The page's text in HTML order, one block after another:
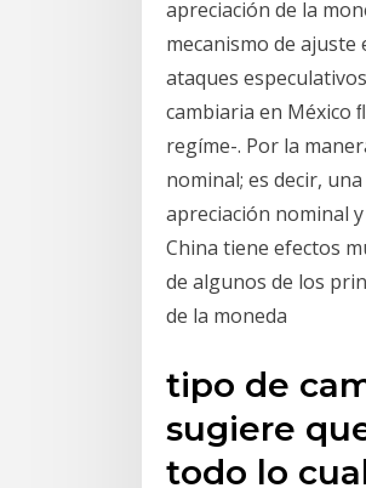
apreciación de la
mecanismo de
ataques
cambiaria en México
regíme-. Por la
nominal; es decir,
apreciación nominal
China tiene efectos
de algunos de los
de la moneda
tipo de
sugiere
todo lo